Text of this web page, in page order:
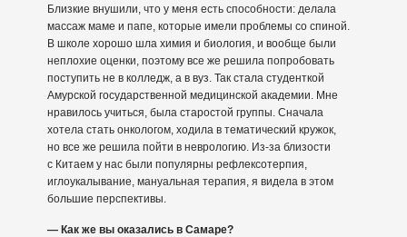
Близкие внушили, что у меня есть способности: делала
массаж маме и папе, которые имели проблемы со спиной.
В школе хорошо шла химия и биология, и вообще были
неплохие оценки, поэтому все же решила попробовать
поступить не в колледж, а в вуз. Так стала студенткой
Амурской государственной медицинской академии. Мне
нравилось учиться, была старостой группы. Сначала
хотела стать онкологом, ходила в тематический кружок,
но все же решила пойти в неврологию. Из-за близости
с Китаем у нас были популярны рефлексотерпия,
иглоукалывание, мануальная терапия, я видела в этом
большие перспективы.
— Как же вы оказались в Самаре?